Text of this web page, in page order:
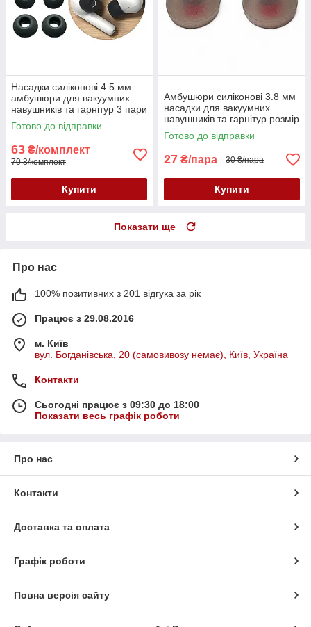
Насадки силіконові 4.5 мм
амбушюри для вакуумних
навушників та гарнітур 3 пари
розмір S/M/L чорні
Готово до відправки
63 ₴/комплект
70 ₴/комплект
Купити
Амбушюри силіконові 3.8 мм
насадки для вакуумних
навушників та гарнітур розмір
M сіро-червоні
Готово до відправки
27 ₴/пара 30 ₴/пара
Купити
Показати ще
Про нас
100% позитивних з 201 відгука за рік
Працює з 29.08.2016
м. Київ
вул. Богданівська, 20 (самовивозу немає), Київ, Україна
Контакти
Сьогодні працює з 09:30 до 18:00
Показати весь графік роботи
Про нас
Контакти
Доставка та оплата
Графік роботи
Повна версія сайту